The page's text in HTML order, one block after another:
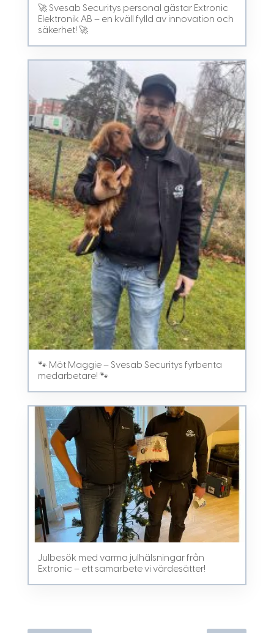
🚀 Svesab Securitys personal gästar Extronic
Elektronik AB – en kväll fylld av innovation och
säkerhet! 🚀
🐾 Möt Maggie – Svesab Securitys fyrbenta
medarbetare! 🐾
Julbesök med varma julhälsningar från
Extronic – ett samarbete vi värdesätter!